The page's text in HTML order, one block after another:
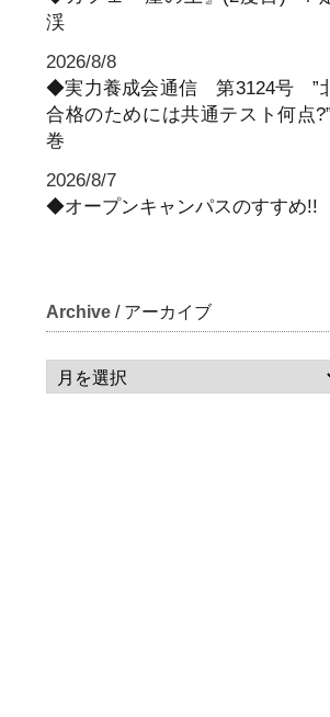
渓
2026/8/8
◆実力養成会通信 第3124号 ”
合格のためには共通テスト何点
巻
2026/8/7
◆オープンキャンパスのすすめ!!
Archive / アーカイブ